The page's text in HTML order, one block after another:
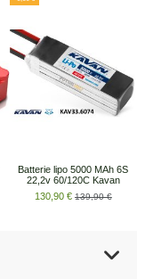
Batterie lipo 5000 MAh 6S
22,2v 60/120C Kavan
130,90 € 139,90 €